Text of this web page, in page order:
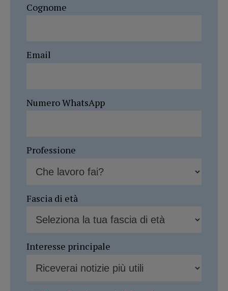
Cognome
Email
Numero WhatsApp
Professione
Fascia di età
Interesse principale